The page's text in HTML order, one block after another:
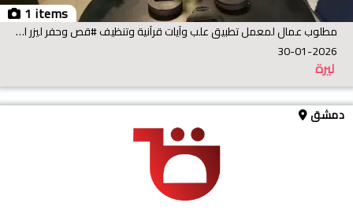
1 items
مطلوب عمال لمعمل تطبيق علب وآيات قرآنية وتنظيف #قص وحفر ليزر العمر من 15 لل 20 #للتواصل #حصرا وتس
30-01-2026
ليرة
دمشق